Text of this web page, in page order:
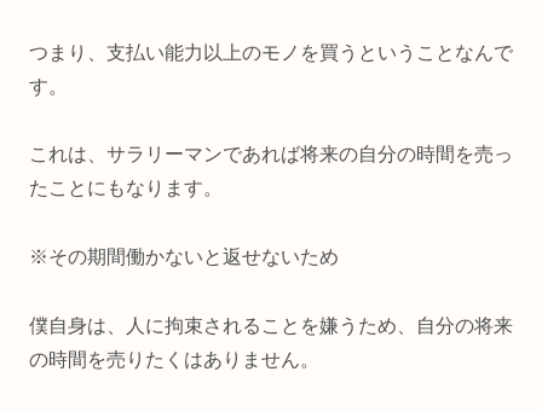
つまり、支払い能力以上のモノを買うということなんで
す。
これは、サラリーマンであれば将来の自分の時間を売っ
たことにもなります。
※その期間働かないと返せないため
僕自身は、人に拘束されることを嫌うため、自分の将来
の時間を売りたくはありません。